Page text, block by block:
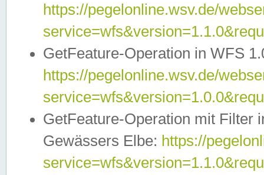
https://pegelonline.wsv.de/
GetFeature-Operation in WFS
https://pegelonline.wsv.de/
GetFeature-Operation mit Filter
Gewässers Elbe: https://